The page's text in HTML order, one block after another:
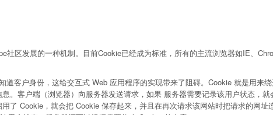
社区发展的一种机制。目前Cookie已经成为标准，所有的主流浏览器如IE、
客户身份，这给交互式 Web 应用程序的实现带来了阻碍。Cookie 就是用来
。客户端（浏览器）向服务器发送请求，如果 服务器需要记录该用户状态，就
了 Cookie，就会把 Cookie 保存起来，并且在再次请求该网站时把请求的网址